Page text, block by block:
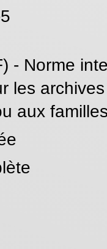
- Norme
les
aux